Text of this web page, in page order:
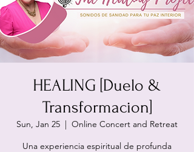
HEALING [Duelo &
Transformacion]
Sun, Jan 25
  |
Online Concert and Retreat
Una experiencia espiritual de profunda